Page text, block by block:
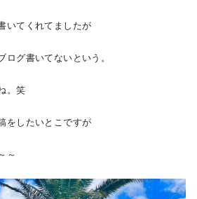
いてくれてましたが
グ書いてないという。
。笑
をしたいとこですが
～